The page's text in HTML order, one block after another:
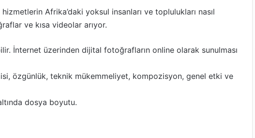
hizmetlerin Afrika’daki yoksul insanları ve toplulukları nasıl
ve kısa videolar arıyor.
İnternet üzerinden dijital fotoğrafların online olarak sunulması
özgünlük, teknik mükemmeliyet, kompozisyon, genel etki ve
dosya boyutu.